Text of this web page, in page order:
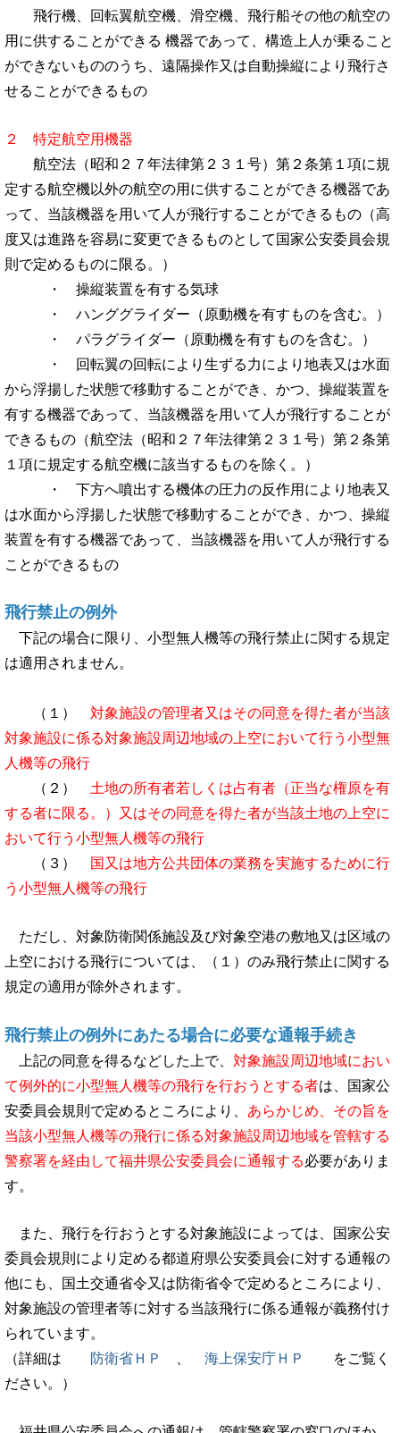
飛行機、回転翼航空機、滑空機、飛行船その他の航空の
用に供することができる 機器であって、構造上人が乗ること
ができないもののうち、遠隔操作又は自動操縦により飛行さ
せることができるもの
２ 特定航空用機器
航空法（昭和２７年法律第２３１号）第２条第１項に規
定する航空機以外の航空の用に供することができる機器であ
って、当該機器を用いて人が飛行することができるもの（高
度又は進路を容易に変更できるものとして国家公安委員会規
則で定めるものに限る。）
・ 操縦装置を有する気球
・ ハンググライダー（原動機を有すものを含む。）
・ パラグライダー（原動機を有すものを含む。）
・ 回転翼の回転により生ずる力により地表又は水面
から浮揚した状態で移動することができ、かつ、操縦装置を
有する機器であって、当該機器を用いて人が飛行することが
できるもの（航空法（昭和２７年法律第２３１号）第２条第
１項に規定する航空機に該当するものを除く。）
・ 下方へ噴出する機体の圧力の反作用により地表又
は水面から浮揚した状態で移動することができ、かつ、操縦
装置を有する機器であって、当該機器を用いて人が飛行する
ことができるもの
飛行禁止の例外
下記の場合に限り、小型無人機等の飛行禁止に関する規定
は適用されません。
（１） 対象施設の管理者又はその同意を得た者が当該
対象施設に係る対象施設周辺地域の上空において行う小型無
人機等の飛行
（２） 土地の所有者若しくは占有者（正当な権原を有
する者に限る。）又はその同意を得た者が当該土地の上空に
おいて行う小型無人機等の飛行
（３）
国又は地方公共団体の業務を実施するために行
う小型無人機等の飛行
ただし、対象防衛関係施設及び対象空港の敷地又は区域の
上空における飛行については、（１）のみ飛行禁止に関する
規定の適用が除外されます。
飛行禁止の例外にあたる場合に必要な通報手続き
上記の同意を得るなどした上で、 対象施設周辺地域におい
て例外的に小型無人機等の飛行を行おうとする者は、国家公
安委員会規則で定めるところにより、 あらかじめ、その旨を
当該小型無人機等の飛行に係る対象施設周辺地域を管轄する
警察署を経由して福井県公安委員会に通報する必要がありま
す。
また、飛行を行おうとする対象施設によっては、国家公安
委員会規則により定める都道府県公安委員会に対する通報の
他にも、国土交通省令又は防衛省令で定めるところにより、
対象施設の管理者等に対する当該飛行に係る通報が義務付け
られています。
（詳細は
防衛省ＨＰ 海上保安庁ＨＰ
をご覧く
ださい。）